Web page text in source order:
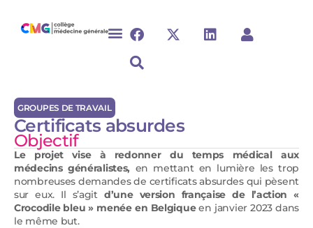
GROUPES DE TRAVAIL
Certificats absurdes
Objectif
Le projet vise à redonner du temps médical aux
médecins généralistes, en mettant en lumière les trop
nombreuses demandes de certificats absurdes qui pèsent
sur eux. Il s’agit d’une version française de l’action «
Crocodile bleu » menée en Belgiqueen janvier 2023 dans
le même but.